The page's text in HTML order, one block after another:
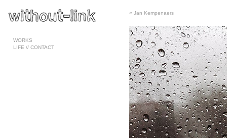
« Jan Kempenaers
WORKS
LIFE // CONTACT